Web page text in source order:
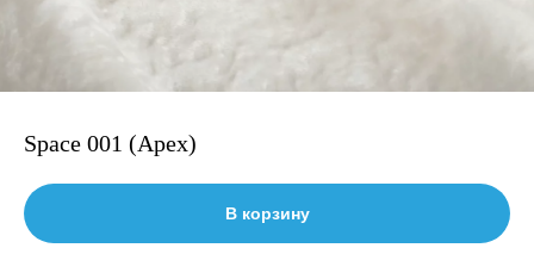
Space 001 (Apex)
В корзину